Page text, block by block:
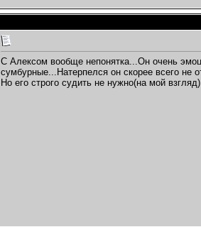
C Алексом вообще непонятка...Он очень
сумбурные...Натерпелся он скорее всего не
Но его строго судить не нужно(на мой